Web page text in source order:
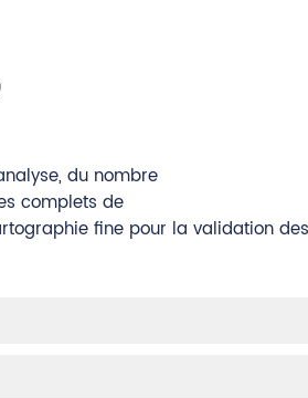
du nombre
complets de
fine pour la validation